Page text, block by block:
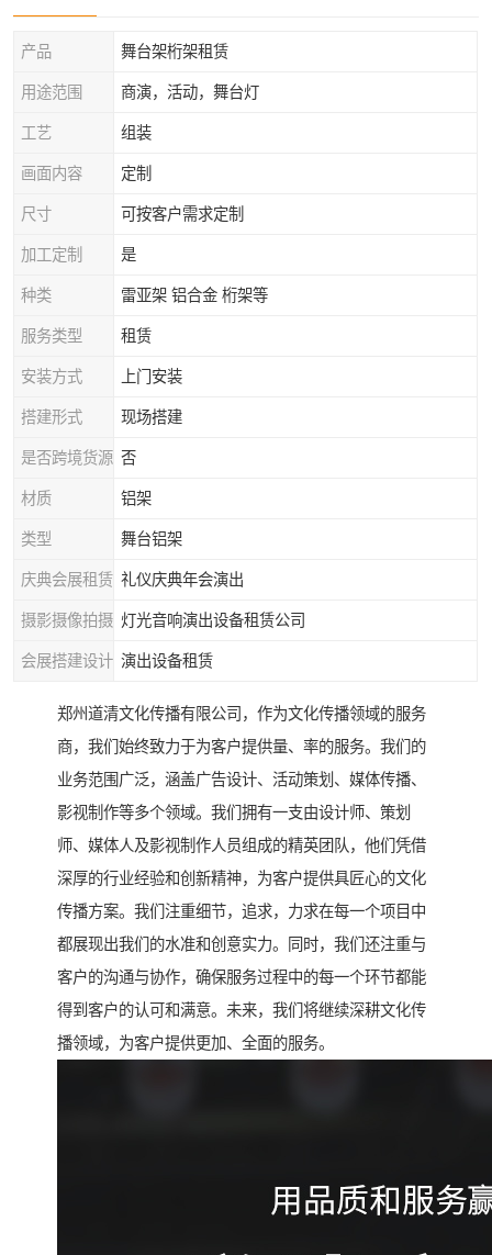
产品 舞台架桁架租赁
用途范围 商演，活动，舞台灯
工艺 组装
画面内容 定制
尺寸 可按客户需求定制
加工定制 是
种类 雷亚架 铝合金 桁架等
服务类型 租赁
安装方式 上门安装
搭建形式 现场搭建
是否跨境货源 否
材质 铝架
类型 舞台铝架
庆典会展租赁 礼仪庆典年会演出
摄影摄像拍摄 灯光音响演出设备租赁公司
会展搭建设计 演出设备租赁
郑州道清文化传播有限公司，作为文化传播领域的服务
商，我们始终致力于为客户提供量、率的服务。我们的
业务范围广泛，涵盖广告设计、活动策划、媒体传播、
影视制作等多个领域。我们拥有一支由设计师、策划
师、媒体人及影视制作人员组成的精英团队，他们凭借
深厚的行业经验和创新精神，为客户提供具匠心的文化
传播方案。我们注重细节，追求，力求在每一个项目中
都展现出我们的水准和创意实力。同时，我们还注重与
客户的沟通与协作，确保服务过程中的每一个环节都能
得到客户的认可和满意。未来，我们将继续深耕文化传
播领域，为客户提供更加、全面的服务。